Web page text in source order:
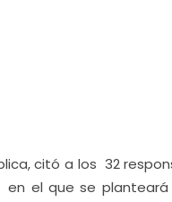
citó a los 32
el que se